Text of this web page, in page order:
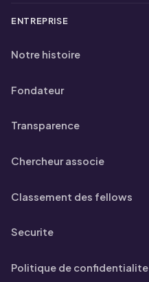
ENTREPRISE
Notre histoire
Fondateur
Transparence
Chercheur associe
Classement des fellows
Securite
Politique de confidentialite